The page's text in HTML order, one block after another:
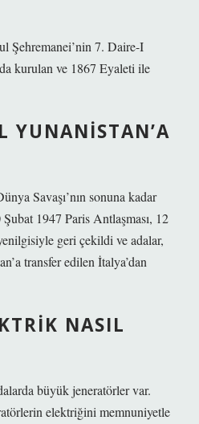
Şehremanei’nin 7. Daire-I
kurulan ve 1867 Eyaleti ile
YUNANISTAN’A
Savaşı’nın sonuna kadar
1947 Paris Antlaşması, 12
geri çekildi ve adalar,
transfer edilen İtalya’dan
NASIL
büyük jeneratörler var.
elektriğini memnuniyetle